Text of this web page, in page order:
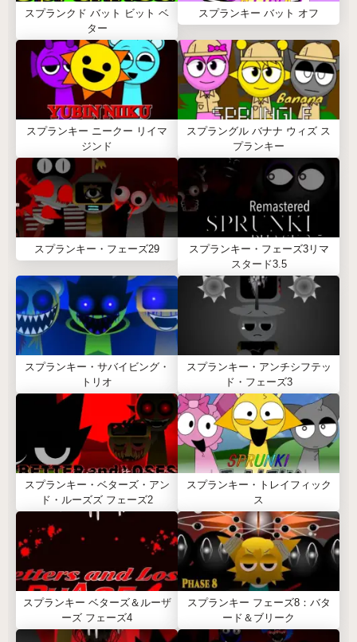
スプランクド バット ビット ベ
ター
スプランキー バット オフ
スプランキー ニークー リイマ
ジンド
スプラングル バナナ ウィズ ス
プランキー
スプランキー・フェーズ29
スプランキー・フェーズ3リマ
スタード3.5
スプランキー・サバイビング・
トリオ
スプランキー・アンチシフテッ
ド・フェーズ3
スプランキー・ベターズ・アン
ド・ルーズズ フェーズ2
スプランキー・トレイフィック
ス
スプランキー ベターズ＆ルーザ
ーズ フェーズ4
スプランキー フェーズ8：バタ
ード＆ブリーク